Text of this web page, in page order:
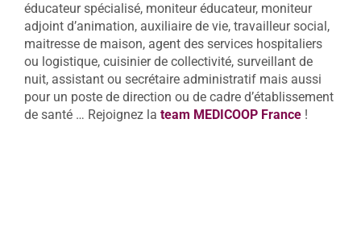
éducateur spécialisé, moniteur éducateur, moniteur
adjoint d’animation, auxiliaire de vie, travailleur social,
maitresse de maison, agent des services hospitaliers
ou logistique, cuisinier de collectivité, surveillant de
nuit, assistant ou secrétaire administratif mais aussi
pour un poste de direction ou de cadre d’établissement
de santé … Rejoignez la team MEDICOOP France!